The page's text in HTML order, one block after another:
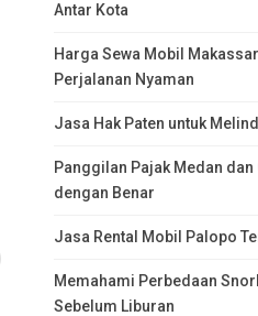
Antar Kota
Harga Sewa Mobil
Perjalanan Nyaman
Jasa Hak Paten untuk
Panggilan Pajak Medan
dengan Benar
Jasa Rental Mobil Palopo
Memahami Perbedaan
Sebelum Liburan